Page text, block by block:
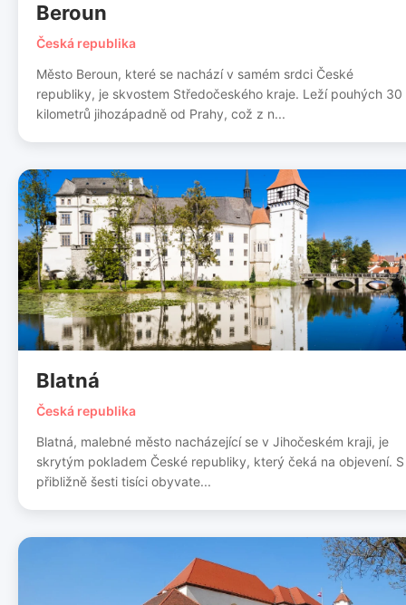
Beroun
Česká republika
Město Beroun, které se nachází v samém srdci České
republiky, je skvostem Středočeského kraje. Leží pouhých 30
kilometrů jihozápadně od Prahy, což z n...
Blatná
Česká republika
Blatná, malebné město nacházející se v Jihočeském kraji, je
skrytým pokladem České republiky, který čeká na objevení. S
přibližně šesti tisíci obyvate...